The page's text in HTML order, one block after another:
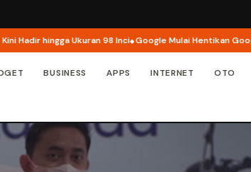
hingga Ukuran 98 Inci Google Mulai Hentikan Google
BUSINESS APPS INTERNET OTO